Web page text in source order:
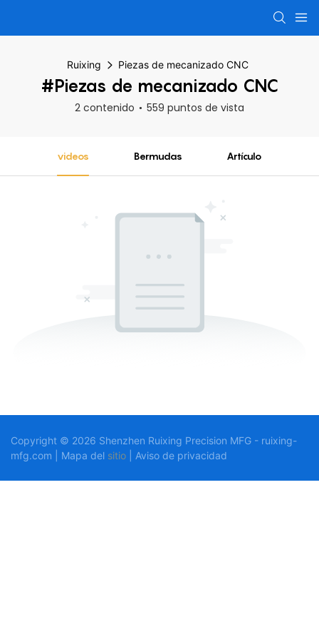
Ruixing Piezas de mecanizado CNC
#Piezas de mecanizado CNC
2 contenido 559 puntos de vista
videos Bermudas Artículo
Copyright © 2026 Shenzhen Ruixing Precision MFG - ruixing-
mfg.com | Mapa del sitio Aviso de privacidad